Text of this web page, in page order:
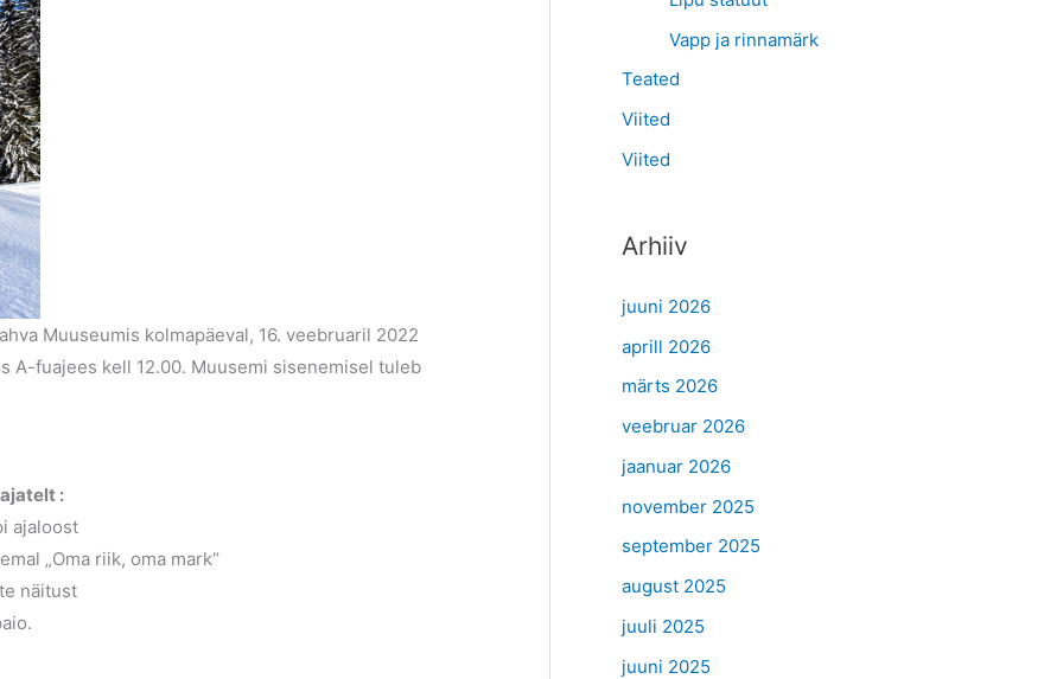
Muuseumis kolmapäeval, 16. veebruaril 2022
A-fuajees kell 12.00. Muusemi sisenemisel tuleb
:
ajaloost
„Oma riik, oma mark“
näitust
Vapp ja rinnamärk
Teated
Viited
Viited
Arhiiv
juuni 2026
aprill 2026
märts 2026
veebruar 2026
jaanuar 2026
november 2025
september 2025
august 2025
juuli 2025
juuni 2025